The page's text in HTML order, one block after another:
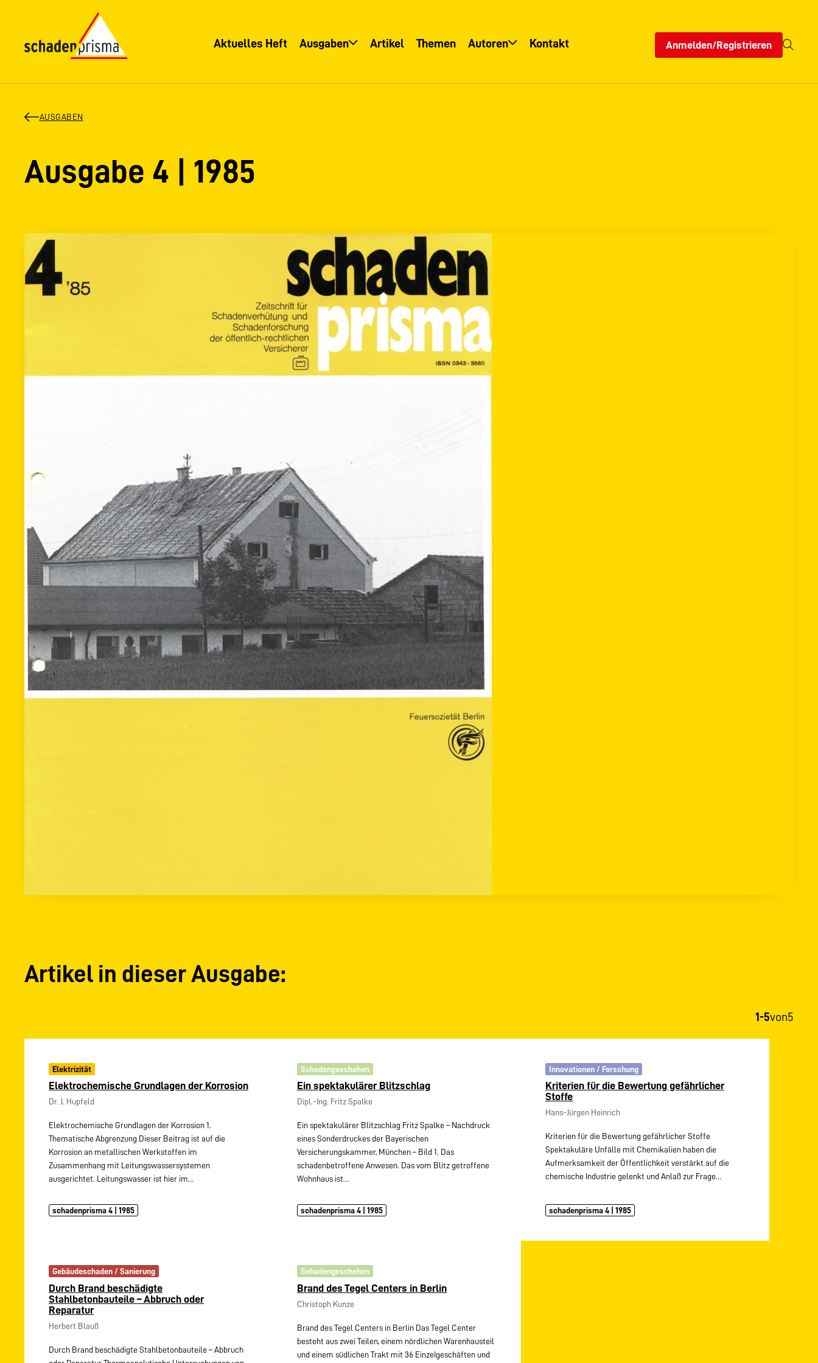
Aktuelles Heft Ausgaben Artikel Themen Autoren Kontakt Anmelden/Registrieren
AUSGABEN
Ausgabe 4 | 1985
Artikel in dieser Ausgabe:
1-5von5
Elektrizität
Elektrochemische Grundlagen der Korrosion
Dr. J. Hupfeld
Elektrochemische Grundlagen der Korrosion 1.
Thematische Abgrenzung Dieser Beitrag ist auf die
Korrosion an metallischen Werkstoffen im
Zusammenhang mit Leitungswassersystemen
ausgerichtet. Leitungswasser ist hier im…
schadenprisma 4 | 1985
Schadengeschehen
Ein spektakulärer Blitzschlag
Dipl.-Ing. Fritz Spalke
Ein spektakulärer Blitzschlag Fritz Spalke – Nachdruck
eines Sonderdruckes der Bayerischen
Versicherungskammer, München – Bild 1. Das
schadenbetroffene Anwesen. Das vom Blitz getroffene
Wohnhaus ist…
schadenprisma 4 | 1985
Innovationen / Forschung
Kriterien für die Bewertung gefährlicher
Stoffe
Hans-Jürgen Heinrich
Kriterien für die Bewertung gefährlicher Stoffe
Spektakuläre Unfälle mit Chemikalien haben die
Aufmerksamkeit der Öffentlichkeit verstärkt auf die
chemische Industrie gelenkt und Anlaß zur Frage…
schadenprisma 4 | 1985
Gebäudeschaden / Sanierung
Durch Brand beschädigte
Stahlbetonbauteile – Abbruch oder
Reparatur
Herbert Blauß
Durch Brand beschädigte Stahlbetonbauteile – Abbruch
Schadengeschehen
Brand des Tegel Centers in Berlin
Christoph Kunze
Brand des Tegel Centers in Berlin Das Tegel Center
besteht aus zwei Teilen, einem nördlichen Warenhausteil
und einem südlichen Trakt mit 36 EinzeIgeschäften und